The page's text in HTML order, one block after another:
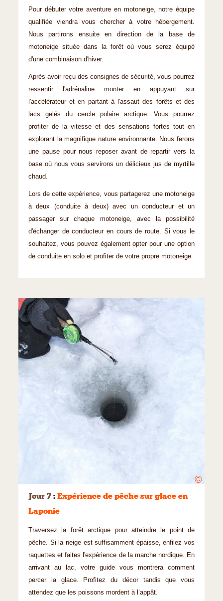
Pour débuter votre aventure en motoneige, notre équipe
qualifiée viendra vous chercher à votre hébergement.
Nous partirons ensuite en direction de la base de
motoneige située dans la forêt où vous serez équipé
d'une combinaison d'hiver.
Après avoir reçu des consignes de sécurité, vous pourrez
ressentir l'adrénaline monter en appuyant sur
l'accélérateur et en partant à l'assaut des forêts et des
lacs gelés du cercle polaire arctique. Vous pourrez
profiter de la vitesse et des sensations fortes tout en
explorant la magnifique nature environnante. Nous ferons
une pause pour nous reposer avant de repartir vers la
base où nous vous servirons un délicieux jus de myrtille
chaud.
Lors de cette expérience, vous partagerez une motoneige
à deux (conduite à deux) avec un conducteur et un
passager sur chaque motoneige, avec la possibilité
d'échanger de conducteur en cours de route. Si vous le
souhaitez, vous pouvez également opter pour une option
de conduite en solo et profiter de votre propre motoneige.
©
Jour 7 : Expérience de pêche sur glace en
Laponie
Traversez la forêt arctique pour atteindre le point de
pêche. Si la neige est suffisamment épaisse, enfilez vos
raquettes et faites l'expérience de la marche nordique. En
arrivant au lac, votre guide vous montrera comment
percer la glace. Profitez du décor tandis que vous
attendez que les poissons mordent à l’appât.